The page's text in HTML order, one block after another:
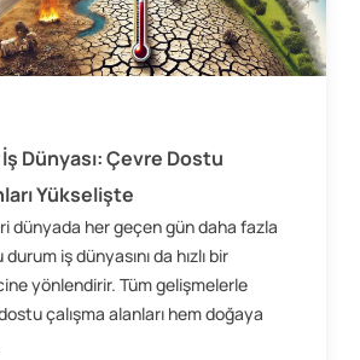
Dünyası: Çevre Dostu
Yükselişte
dünyada her geçen gün daha fazla
iş dünyasını da hızlı bir
yönlendirir. Tüm gelişmelerle
çalışma alanları hem doğaya